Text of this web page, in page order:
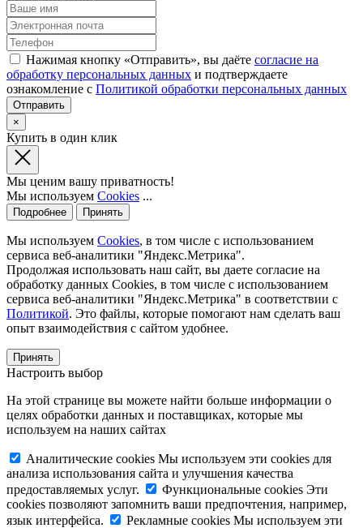
Нажимая кнопку «Отправить», вы даёте согласие на
обработку персональных данных и подтверждаете
ознакомление с Политикой обработки персональных данных
×
Купить в один клик
Мы ценим вашу приватность!
Мы используем Cookies ...
Подробнее Принять
Мы используем Cookies, в том числе с использованием
сервиса веб-аналитики "Яндекс.Метрика".
Продолжая использовать наш сайт, вы даете согласие на
обработку данных Cookies, в том числе с использованием
сервиса веб-аналитики "Яндекс.Метрика" в соответствии с
Политикой. Это файлы, которые помогают нам сделать ваш
опыт взаимодействия с сайтом удобнее.
Принять
Настроить выбор
На этой странице вы можете найти больше информации о
целях обработки данных и поставщиках, которые мы
используем на наших сайтах
Аналитические cookies Мы используем эти cookies для
анализа использования сайта и улучшения качества
предоставляемых услуг.
Функциональные cookies Эти
cookies позволяют запомнить ваши предпочтения, например,
язык интерфейса.
Рекламные cookies Мы используем эти